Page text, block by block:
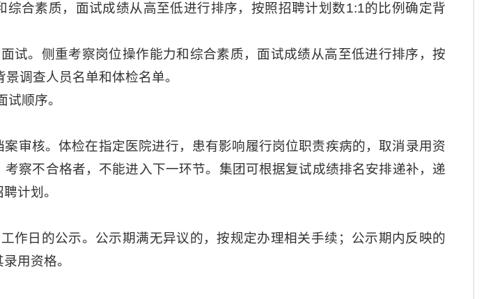
综合素质，面试成绩从高至低进行排序，按照招聘计划数1:1的比例确定背
试。侧重考察岗位操作能力和综合素质，面试成绩从高至低进行排序，按
调查人员名单和体检名单。
顺序。
审核。体检在指定医院进行，患有影响履行岗位职责疾病的，取消录用资
察不合格者，不能进入下一环节。集团可根据复试成绩排名安排递补，递
计划。
作日的公示。公示期满无异议的，按规定办理相关手续；公示期内反映的
用资格。